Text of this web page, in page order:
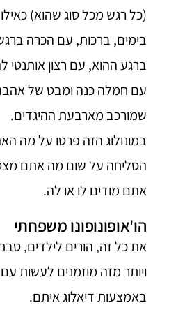
(כל רגש מכל סוג שהוא)
בימים, ברכות, עם הכרה
ברגע ההוא, עם רצון אותנטי
עם חמלה כנה ומבט של אהבה
שמורכב מארבעת ההיגדים.
במונולוג הזה פרטו על מה
הסליחה על שום מה אתם
אתם מודים לו או לה.
הו'אופונופונו משפחתי
את כל זה, הורים לילדים,
ויותר מזה מוזמנים לעשות
באמצעות דיאלוג איתם.